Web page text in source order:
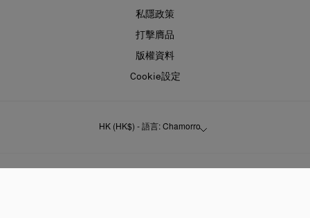
私隱政策
打擊膺品
版權資料
Cookie設定
HK (HK$) - 語言: Chamorro